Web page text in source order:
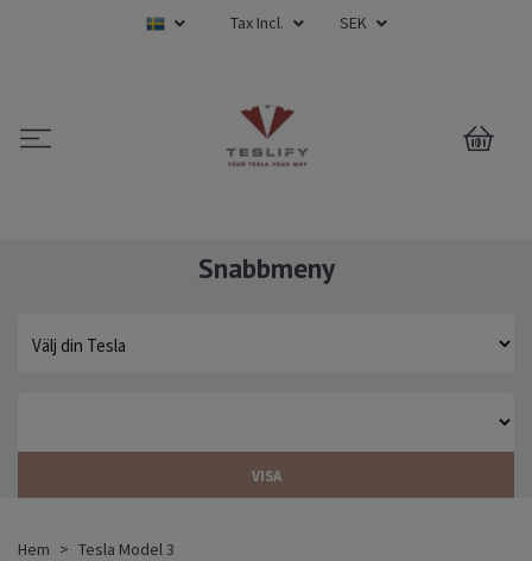
Tax Incl. SEK
0
Snabbmeny
VISA
Hem
Tesla Model 3